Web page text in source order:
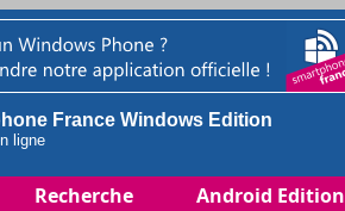
France Windows Edition
ligne
Recherche Android Edition